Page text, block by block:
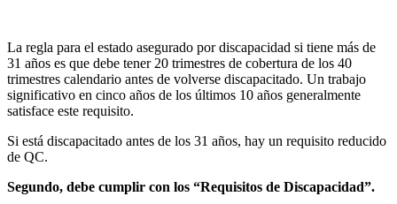
La regla para el estado asegurado por discapacidad si tiene más de
31 años es que debe tener 20 trimestres de cobertura de los 40
trimestres calendario antes de volverse discapacitado. Un trabajo
significativo en cinco años de los últimos 10 años generalmente
satisface este requisito.
Si está discapacitado antes de los 31 años, hay un requisito reducido
de QC.
Segundo, debe cumplir con los “Requisitos de Discapacidad”.